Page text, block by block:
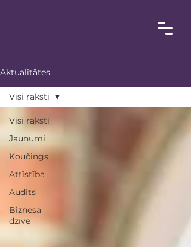
Aktualitātes
Visi raksti
Jaunumi
Koučings
Attīstība
Audits
Biznesa
dzīve
Visi raksti